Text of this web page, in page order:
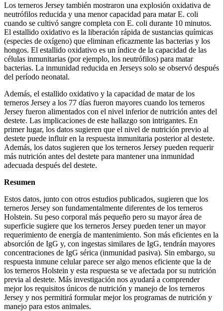
Los terneros Jersey también mostraron una explosión oxidativa de
neutrófilos reducida y una menor capacidad para matar E. coli
cuando se cultivó sangre completa con E. coli durante 10 minutos.
El estallido oxidativo es la liberación rápida de sustancias químicas
(especies de oxígeno) que eliminan eficazmente las bacterias y los
hongos. El estallido oxidativo es un índice de la capacidad de las
células inmunitarias (por ejemplo, los neutrófilos) para matar
bacterias. La inmunidad reducida en Jerseys solo se observó después
del período neonatal.
Además, el estallido oxidativo y la capacidad de matar de los
terneros Jersey a los 77 días fueron mayores cuando los terneros
Jersey fueron alimentados con el nivel inferior de nutrición antes del
destete. Las implicaciones de este hallazgo son intrigantes. En
primer lugar, los datos sugieren que el nivel de nutrición previo al
destete puede influir en la respuesta inmunitaria posterior al destete.
Además, los datos sugieren que los terneros Jersey pueden requerir
más nutrición antes del destete para mantener una inmunidad
adecuada después del destete.
Resumen
Estos datos, junto con otros estudios publicados, sugieren que los
terneros Jersey son fundamentalmente diferentes de los terneros
Holstein. Su peso corporal más pequeño pero su mayor área de
superficie sugiere que los terneros Jersey pueden tener un mayor
requerimiento de energía de mantenimiento. Son más eficientes en la
absorción de IgG y, con ingestas similares de IgG, tendrán mayores
concentraciones de IgG sérica (inmunidad pasiva). Sin embargo, su
respuesta inmune celular parece ser algo menos eficiente que la de
los terneros Holstein y esta respuesta se ve afectada por su nutrición
previa al destete. Más investigación nos ayudará a comprender
mejor los requisitos únicos de nutrición y manejo de los terneros
Jersey y nos permitirá formular mejor los programas de nutrición y
manejo para estos animales.